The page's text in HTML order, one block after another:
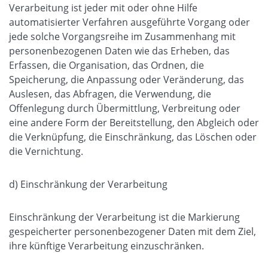
Verarbeitung ist jeder mit oder ohne Hilfe
automatisierter Verfahren ausgeführte Vorgang oder
jede solche Vorgangsreihe im Zusammenhang mit
personenbezogenen Daten wie das Erheben, das
Erfassen, die Organisation, das Ordnen, die
Speicherung, die Anpassung oder Veränderung, das
Auslesen, das Abfragen, die Verwendung, die
Offenlegung durch Übermittlung, Verbreitung oder
eine andere Form der Bereitstellung, den Abgleich oder
die Verknüpfung, die Einschränkung, das Löschen oder
die Vernichtung.
d) Einschränkung der Verarbeitung
Einschränkung der Verarbeitung ist die Markierung
gespeicherter personenbezogener Daten mit dem Ziel,
ihre künftige Verarbeitung einzuschränken.